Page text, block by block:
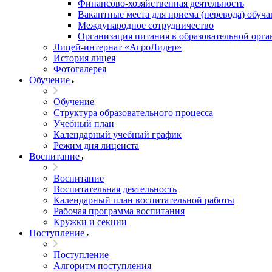
Финансово-хозяйственная деятельность
Вакантные места для приема (перевода)
Международное сотрудничество
Организация питания в образовательной
Лицей-интернат «АгроЛидер»
История лицея
Фотогалерея
Обучение
Обучение
Структура образовательного процесса
Учебный план
Календарный учебный график
Режим дня лицеиста
Воспитание
Воспитание
Воспитательная деятельность
Календарный план воспитательной работы
Рабочая программа воспитания
Кружки и секции
Поступление
Поступление
Алгоритм поступления